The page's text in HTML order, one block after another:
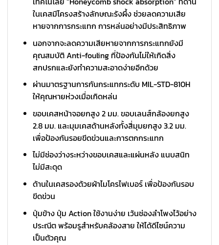
ในเคสมีโครงสร้างลักษณะรังผึ้ง ช่วยลดความเสีย
หายจากการกระแทก การหล่นอย่างมีประสิทธิภาพ
นอกจากจะลดความเสียหายจากการกระแทกยังมี
คุณสมบัติ Anti-fouling ที่ป้องกันไม่ให้เกิดสิ่ง
สกปรกและยังทำความสะอาดง่ายอีกด้วย
ผ่านมาตรฐานการกันกระแทกระดับ MIL-STD-810H
ให้คุณหายห่วงเมื่อเกิดหล่น
ขอบเคสหน้าจอยกสูง 2 มม. ขอบเลนส์กล้องยกสูง
2.8 มม. และมุมเคสด้านหลังทั้งสี่มุมยกสูง 3.2 มม.
เพื่อป้องกันรอยขีดข่วนและการตกกระแทก
ไม่มีช่องว่างระหว่างขอบเคสและแผ่นหลัง แนบสนิท
ไม่มีสะดุด
ด้านในเคสรองด้วยผ้าไมโครไฟเบอร์ เพื่อป้องกันรอบ
ขีดข่วน
ปุ่มข้าง ปุ่ม Action ใช้งานง่าย เว้นช่องลำโพงไว้อย่าง
ประณีต พร้อมรูสำหรับคล้องสาย ให้ได้ดีไซน์ความ
เป็นตัวคุณ